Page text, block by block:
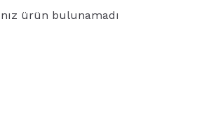
ürün bulunamadı